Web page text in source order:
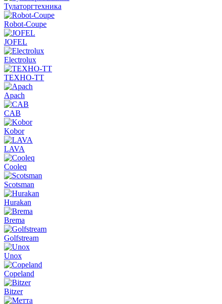
Тулаторгтехника
Robot-Coupe
JOFEL
Electrolux
ТЕХНО-ТТ
Apach
CAB
Kobor
LAVA
Cooleq
Scotsman
Hurakan
Brema
Golfstream
Unox
Copeland
Bitzer